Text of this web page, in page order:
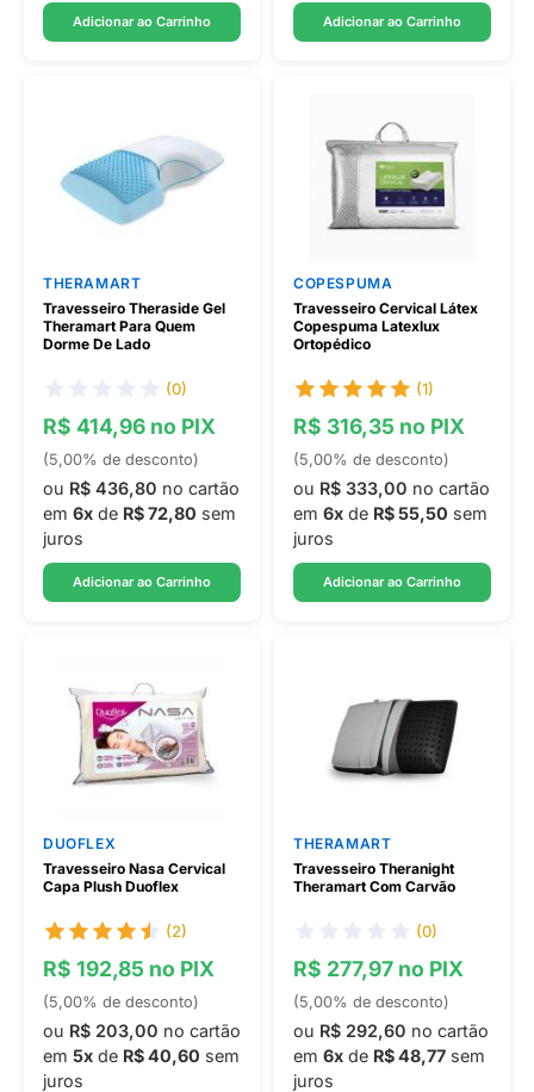
Adicionar ao Carrinho Adicionar ao Carrinho
THERAMART
Travesseiro Theraside Gel
Theramart Para Quem
Dorme De Lado
(0)
R$ 414,96 no PIX
(5,00% de desconto)
ou R$ 436,80 no cartão
em 6x de R$ 72,80 sem
juros
Adicionar ao Carrinho
COPESPUMA
Travesseiro Cervical Látex
Copespuma Latexlux
Ortopédico
(1)
R$ 316,35 no PIX
(5,00% de desconto)
ou R$ 333,00 no cartão
em 6x de R$ 55,50 sem
juros
Adicionar ao Carrinho
DUOFLEX
Travesseiro Nasa Cervical
Capa Plush Duoflex
(2)
R$ 192,85 no PIX
(5,00% de desconto)
ou R$ 203,00 no cartão
em 5x de R$ 40,60 sem
juros
THERAMART
Travesseiro Theranight
Theramart Com Carvão
(0)
R$ 277,97 no PIX
(5,00% de desconto)
ou R$ 292,60 no cartão
em 6x de R$ 48,77 sem
juros